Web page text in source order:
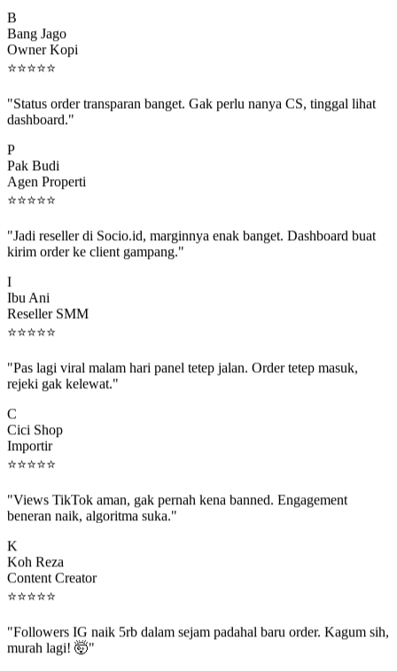
Bang Jago
Owner Kopi
⭐⭐⭐⭐⭐
dashboard."
Pak Budi
Agen Properti
⭐⭐⭐⭐⭐
kirim order ke client gampang."
Ibu Ani
Reseller SMM
⭐⭐⭐⭐⭐
rejeki gak kelewat."
Cici Shop
Importir
⭐⭐⭐⭐⭐
beneran naik, algoritma suka."
Koh Reza
Content Creator
⭐⭐⭐⭐⭐
murah lagi! 🤯"